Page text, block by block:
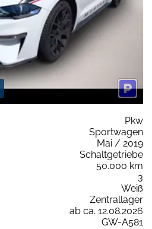
Pkw
Sportwagen
Mai / 2019
Schaltgetriebe
50.000 km
3
Weiß
Zentrallager
ab ca. 12.08.2026
GW-A581